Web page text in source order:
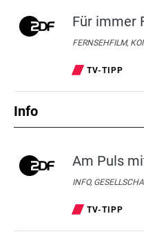
Für immer
FERNSEHFILM,
TV-TIPP
Info
Am Puls
INFO,
TV-TIPP